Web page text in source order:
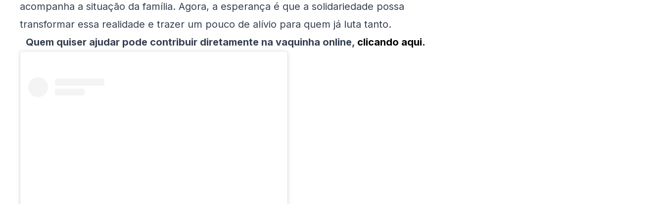
acompanha a situação da família. Agora, a esperança é que a solidariedade possa
transformar essa realidade e trazer um pouco de alívio para quem já luta tanto.
Quem quiser ajudar pode contribuir diretamente na vaquinha online, clicando aqui.